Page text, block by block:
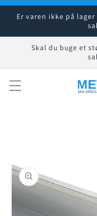
Gå til
indhold
Er varen ikke på
Skal du buge et